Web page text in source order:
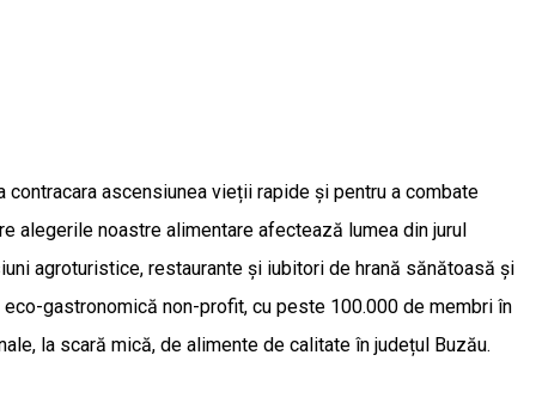
ascensiunea vieții rapide și pentru a combate
alegerile noastre alimentare afectează lumea din jurul
agroturistice, restaurante și iubitori de hrană sănătoasă și
gastronomică non-profit, cu peste 100.000 de membri în
la scară mică, de alimente de calitate în județul Buzău.